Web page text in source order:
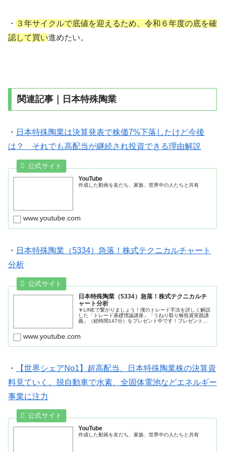
・ ３年サイクルで底値を迎えるため、令和６年度の底を確
認して買い進めたい。
関連記事｜日本特殊陶業
・ 日本特殊陶業は決算発表で株価7%下落したけど今後
は？ それでも高配当が継続され投資できる理由解説
YouTube
作成した動画を友だち、家族、世界中の人たちと共有
www.youtube.com
・ 日本特殊陶業（5334）急落！株式テクニカルチャート
分析
日本特殊陶業（5334）急落！株式テクニカルチ
ャート分析
🔽LINEで繋がりましょう！僕のトレード手法を詳しく解説
した「トレード基礎理論講座」「うねり取り株投資実践講
義」（総時間147分）をプレゼント中です！プレゼント受
www.youtube.com
・
【世界シェアNo1】超高配当、日本特殊陶業株の決算資
料見ていく。脱自動車で水素、全固体電池などエネルギー
事業に注力
YouTube
作成した動画を友だち、家族、世界中の人たちと共有